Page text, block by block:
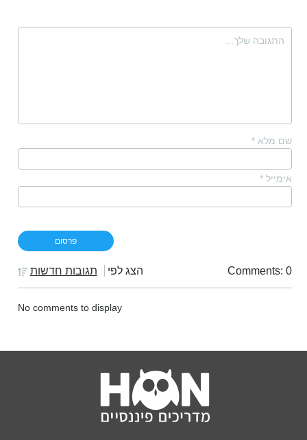
שם מלא *
אימייל *
Comments: 0 הצג לפי תגובות חדשות
No comments to display